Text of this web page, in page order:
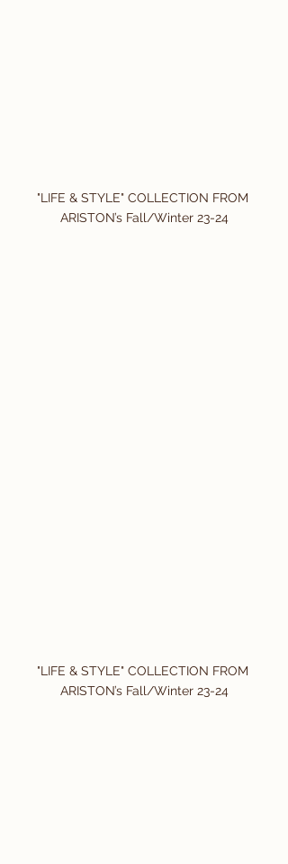
"LIFE & STYLE" COLLECTION FROM
ARISTON’s Fall/Winter 23-24
"LIFE & STYLE" COLLECTION FROM
ARISTON’s Fall/Winter 23-24